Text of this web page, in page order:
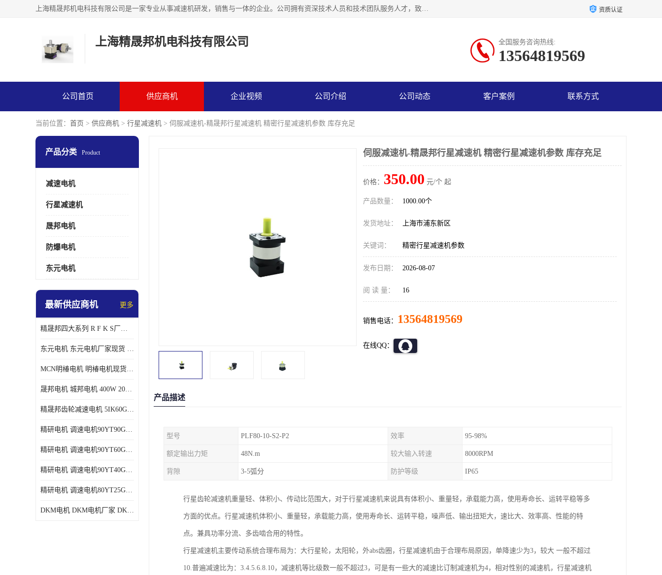
上海精晟邦机电科技有限公司是一家专业从事减速机研发，销售与一体的企业。公司拥有资深技术人员和技术团队服务人才，致力于为广大客户提供专业，细致的产品服务。主营产品有：中型减速电机，微型调速电机，精密行星减速机，蜗轮蜗杆减速机，RFKS四大系列减速机，SKM双曲面齿轮减速机，齿轮减速电机，行星减速机，防爆电机，变频器等系列；产品广泛用于汽车，船舶，能源，环保，包装，物流等领域，欢迎咨询。 资质认证
上海精晟邦机电科技有限公司 全国服务咨询热线:
13564819569
公司首页 供应商机 企业视频 公司介绍 公司动态 客户案例 联系方式
当前位置： 首页 > 供应商机 > 行星减速机 > 伺服减速机-精晟邦行星减速机 精密行星减速机参数 库存充足
产品分类 Product
减速电机
行星减速机
晟邦电机
防爆电机
东元电机
最新供应商机 更多
精晟邦四大系列 R F K S厂家现货 批发价格
东元电机 东元电机厂家现货 东元电机批发价格
MCN明椿电机 明椿电机现货 明椿电机批发价格
晟邦电机 城邦电机 400W 200W 库电机 德大库 臂电机
精晟邦齿轮减速电机 5IK60GU-CF/5IK60RGU-CF调速电机厂家现货批发价格
精研电机 调速电机90YT90GV22厂家现货批发价格
精研电机 调速电机90YT60GV22厂家现货批发价格
精研电机 调速电机90YT40GV22厂家现货批发价格
精研电机 调速电机80YT25GV22厂家现货批发价格
DKM电机 DKM电机厂家 DKM减速机现货批发价格
伺服减速机-精晟邦行星减速机 精密行星减速机参数 库存充足
价格： 350.00 元/个 起
产品数量： 1000.00个
发货地址： 上海市浦东新区
关键词： 精密行星减速机参数
发布日期： 2026-08-07
阅 读 量： 16
销售电话： 13564819569
在线QQ：
产品描述
型号 PLF80-10-S2-P2 效率 95-98%
额定输出力矩 48N.m 较大输入转速 8000RPM
背隙 3-5弧分 防护等级 IP65
行星齿轮减速机重量轻、体积小、传动比范围大，对于行星减速机来说具有体积小、重量轻，承载能力高，使用寿命长、运转平稳等多
方面的优点。行星减速机体积小、重量轻，承载能力高，使用寿命长、运转平稳，噪声低、输出扭矩大，速比大、效率高、性能的特
点。兼具功率分流、多齿啮合用的特性。
行星减速机主要传动系统合理布局为：大行星轮，太阳轮，外abs齿圈，行星减速机由于合理布局原因，单降速少为3，较大 一般不超过
10.普遍减速比为：3.4.5.6.8.10，减速机等比级数一般不超过3，可是有一些大的减速比订制减速机为4，相对性别的减速机，行星减速机